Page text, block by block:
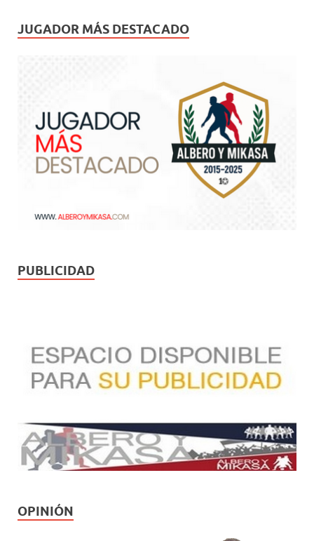
JUGADOR MÁS DESTACADO
PUBLICIDAD
OPINIÓN